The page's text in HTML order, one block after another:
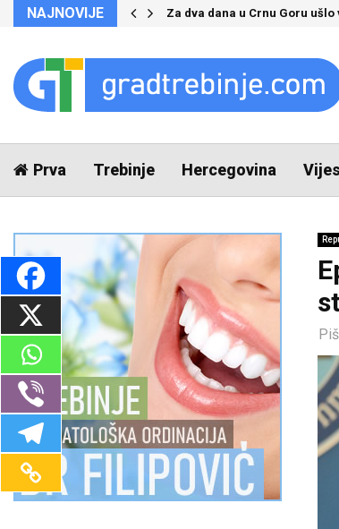
NAJNOVIJE Za dva dana u Crnu Goru
Prva Trebinje Hercegovina